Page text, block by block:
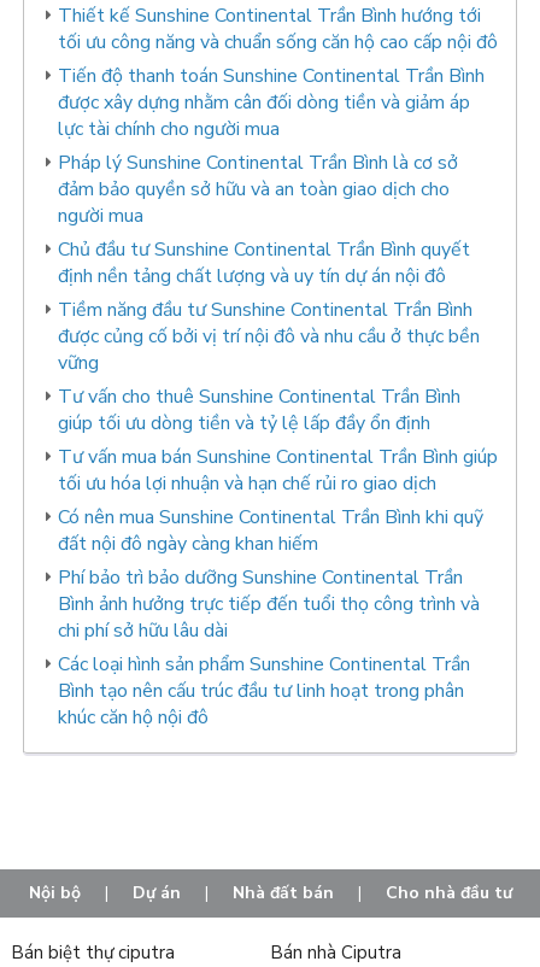
Thiết kế Sunshine Continental Trần Bình hướng tới
tối ưu công năng và chuẩn sống căn hộ cao cấp nội đô
Tiến độ thanh toán Sunshine Continental Trần Bình
được xây dựng nhằm cân đối dòng tiền và giảm áp
lực tài chính cho người mua
Pháp lý Sunshine Continental Trần Bình là cơ sở
đảm bảo quyền sở hữu và an toàn giao dịch cho
người mua
Chủ đầu tư Sunshine Continental Trần Bình quyết
định nền tảng chất lượng và uy tín dự án nội đô
Tiềm năng đầu tư Sunshine Continental Trần Bình
được củng cố bởi vị trí nội đô và nhu cầu ở thực bền
vững
Tư vấn cho thuê Sunshine Continental Trần Bình
giúp tối ưu dòng tiền và tỷ lệ lấp đầy ổn định
Tư vấn mua bán Sunshine Continental Trần Bình giúp
tối ưu hóa lợi nhuận và hạn chế rủi ro giao dịch
Có nên mua Sunshine Continental Trần Bình khi quỹ
đất nội đô ngày càng khan hiếm
Phí bảo trì bảo dưỡng Sunshine Continental Trần
Bình ảnh hưởng trực tiếp đến tuổi thọ công trình và
chi phí sở hữu lâu dài
Các loại hình sản phẩm Sunshine Continental Trần
Bình tạo nên cấu trúc đầu tư linh hoạt trong phân
khúc căn hộ nội đô
Nội bộ | Dự án | Nhà đất bán | Cho nhà đầu tư
Bán biệt thự ciputra
Bán nhà Ciputra